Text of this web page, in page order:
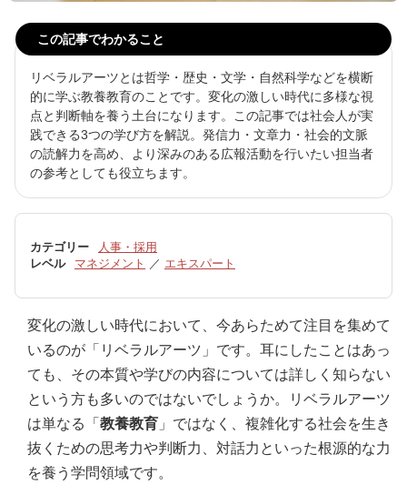
この記事でわかること
リベラルアーツとは哲学・歴史・文学・自然科学などを横断
的に学ぶ教養教育のことです。変化の激しい時代に多様な視
点と判断軸を養う土台になります。この記事では社会人が実
践できる3つの学び方を解説。発信力・文章力・社会的文脈
の読解力を高め、より深みのある広報活動を行いたい担当者
の参考としても役立ちます。
カテゴリー
人事・採用
レベル
マネジメント ／ エキスパート
変化の激しい時代において、今あらためて注目を集めて
いるのが「リベラルアーツ」です。耳にしたことはあっ
ても、その本質や学びの内容については詳しく知らない
という方も多いのではないでしょうか。リベラルアーツ
は単なる「 教養教育 」ではなく、複雑化する社会を生き
抜くための思考力や判断力、対話力といった根源的な力
を養う学問領域です。